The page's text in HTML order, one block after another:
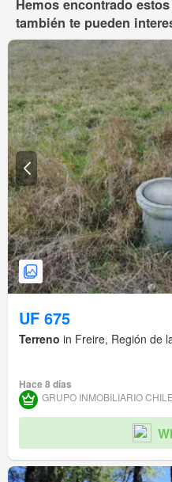
Hemos encontrado
también te pueden
UF 675
Terreno in Freire, Región de
Hace 8 días
GRUPO INMOBILIARIO CHILE